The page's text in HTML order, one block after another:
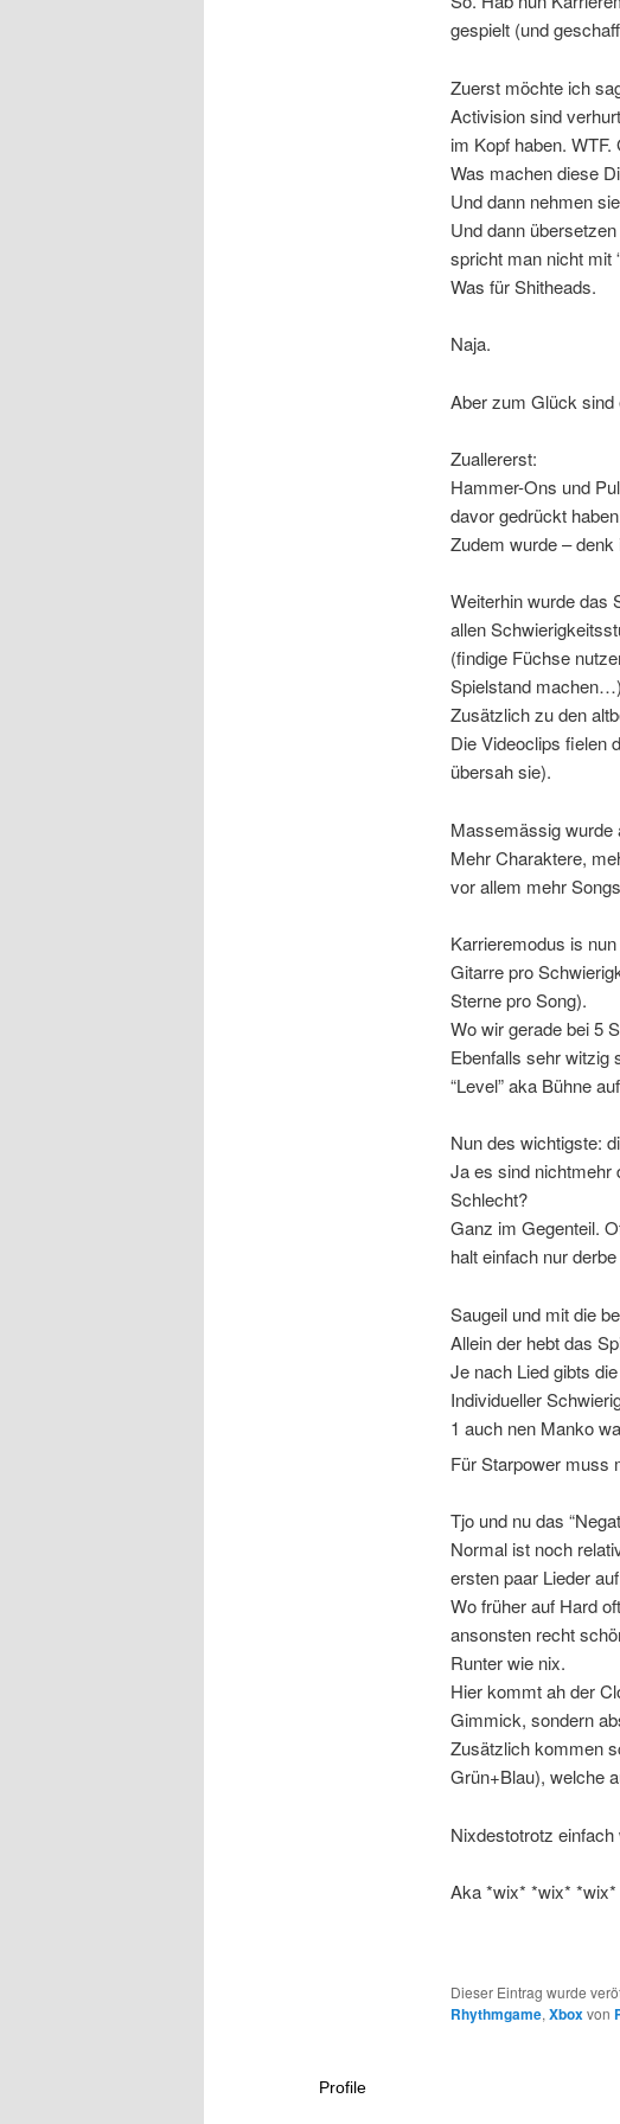
gespielt (und
Zuerst möchte ich
Activision sind
im Kopf haben.
Was machen diese
Und dann nehmen
Und dann
spricht man nicht mit
Was für Shitheads.
Naja.
Aber zum Glück sind
Zuallererst:
Hammer-Ons und
davor gedrückt
Zudem wurde –
Weiterhin wurde das
allen
(findige Füchse
Spielstand
Zusätzlich zu den
Die Videoclips fielen
übersah sie).
Massemässig wurde
Mehr Charaktere,
vor allem mehr
Karrieremodus is
Gitarre pro
Sterne pro Song).
Wo wir gerade bei 5
Ebenfalls sehr witzig
“Level” aka Bühne
Nun des wichtigste:
Ja es sind nichtmehr
Schlecht?
Ganz im Gegenteil.
halt einfach nur
Saugeil und mit die
Allein der hebt das
Je nach Lied gibts
Individueller
1 auch nen Manko
Für Starpower muss
Tjo und nu das
Normal ist noch
ersten paar Lieder
Wo früher auf Hard
ansonsten recht
Runter wie nix.
Hier kommt ah der
Gimmick, sondern
Zusätzlich kommen
Grün+Blau), welche
Nixdestotrotz
Aka *wix* *wix* *wix*
Dieser Eintrag wurde
Rhythmgame, Xboxvon
Profile